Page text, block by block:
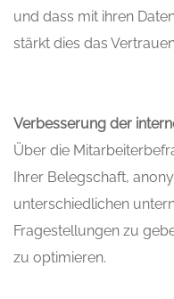
und dass mit ihren
stärkt dies das
Verbesserung der
Über die
Ihrer Belegschaft,
unterschiedlichen
Fragestellungen zu
zu optimieren.